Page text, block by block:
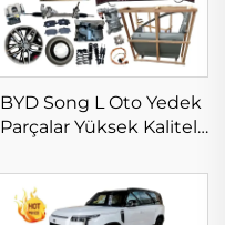
BYD Song L Oto Yedek
Parçalar Yüksek Kaliteli
DM-i EV Aksesuarlar
Yeni Orijinal